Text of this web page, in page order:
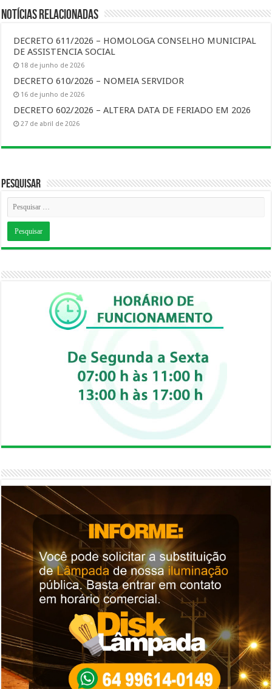
Notícias Relacionadas
DECRETO 611/2026 – HOMOLOGA CONSELHO MUNICIPAL
DE ASSISTENCIA SOCIAL
18 de junho de 2026
DECRETO 610/2026 – NOMEIA SERVIDOR
16 de junho de 2026
DECRETO 602/2026 – ALTERA DATA DE FERIADO EM 2026
27 de abril de 2026
Pesquisar